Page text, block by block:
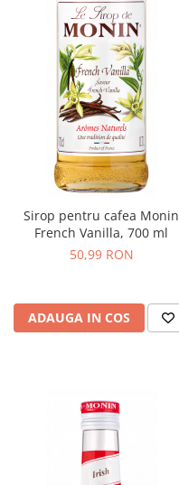
Sirop pentru cafea Monin
French Vanilla, 700 ml
50,99 RON
ADAUGA IN COS